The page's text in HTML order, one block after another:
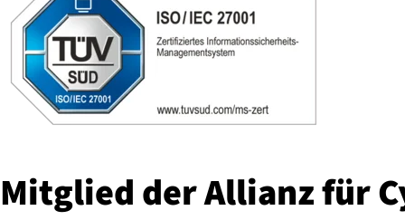
Mitglied der Allianz für